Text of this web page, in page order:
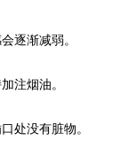
逐渐减弱。
注烟油。
处没有脏物。